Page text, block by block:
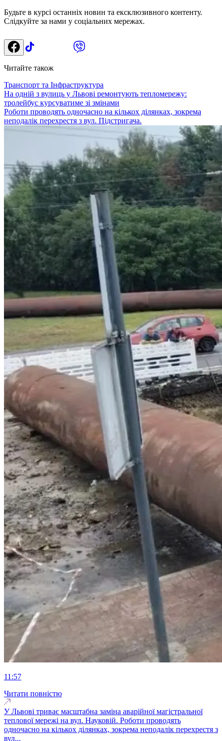
Будьте в курсі останніх новин та ексклюзивного контенту.
Слідкуйте за нами у соціальних мережах.
Читайте також
Транспорт та Інфраструктура
На одній з вулиць у Львові ремонтують тепломережу:
тролейбус курсуватиме зі змінами
Роботи проводять одночасно на кількох ділянках, зокрема
неподалік перехрестя з вул. Підстригача.
11:57
Читати повністю
У Львові триває масштабна заміна аварійної магістральної
теплової мережі на вул. Науковій. Роботи проводять
одночасно на кількох ділянках, зокрема неподалік перехрестя з
вул...